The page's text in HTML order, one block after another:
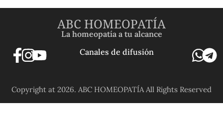
ABC HOMEOPATÍA
La homeopatía a tu alcance
Canales de difusión
Copyright at 2026. ABC HOMEOPATÍA All Rights Reserved